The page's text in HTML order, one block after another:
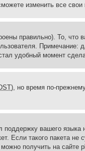
изменить все свои
правильно). То,
удобный момент
), но время по-
поддержку вашего
Если такого пакета
получить на сайте